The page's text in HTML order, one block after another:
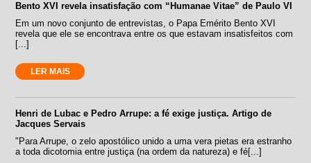
Bento XVI revela insatisfação com “Humanae Vitae” de Paulo VI
Em um novo conjunto de entrevistas, o Papa Emérito Bento XVI
revela que ele se encontrava entre os que estavam insatisfeitos com
[...]
LER MAIS
Henri de Lubac e Pedro Arrupe: a fé exige justiça. Artigo de
Jacques Servais
"Para Arrupe, o zelo apostólico unido a uma vera pietas era estranho
a toda dicotomia entre justiça (na ordem da natureza) e fé[...]